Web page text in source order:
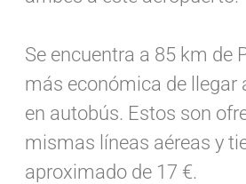
Se encuentra a 85 km de
más económica de llegar
en autobús. Estos son
mismas líneas aéreas y
aproximado de 17 €.